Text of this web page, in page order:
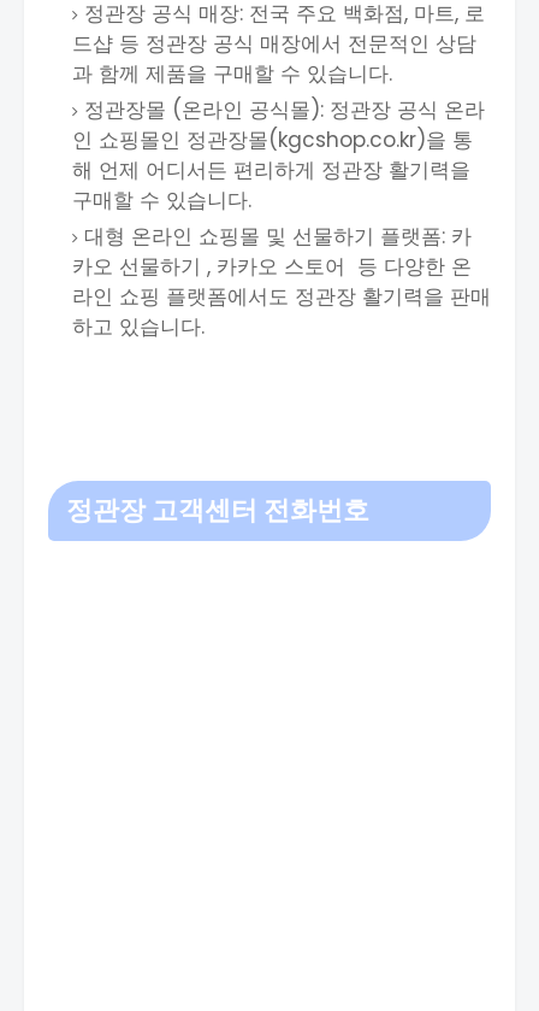
정관장 공식 매장: 전국 주요 백화점, 마트, 로
드샵 등 정관장 공식 매장에서 전문적인 상담
과 함께 제품을 구매할 수 있습니다.
정관장몰 (온라인 공식몰): 정관장 공식 온라
인 쇼핑몰인 정관장몰(kgcshop.co.kr)을 통
해 언제 어디서든 편리하게 정관장 활기력을
구매할 수 있습니다.
대형 온라인 쇼핑몰 및 선물하기 플랫폼: 카
카오 선물하기 , 카카오 스토어 등 다양한 온
라인 쇼핑 플랫폼에서도 정관장 활기력을 판매
하고 있습니다.
정관장 고객센터 전화번호